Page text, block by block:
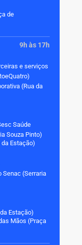
de
9h às 17h
e serviços
(Rua da
Saúde
Souza Pinto)
Estação)
Senac (Serraria
Estação)
Mãos (Praça